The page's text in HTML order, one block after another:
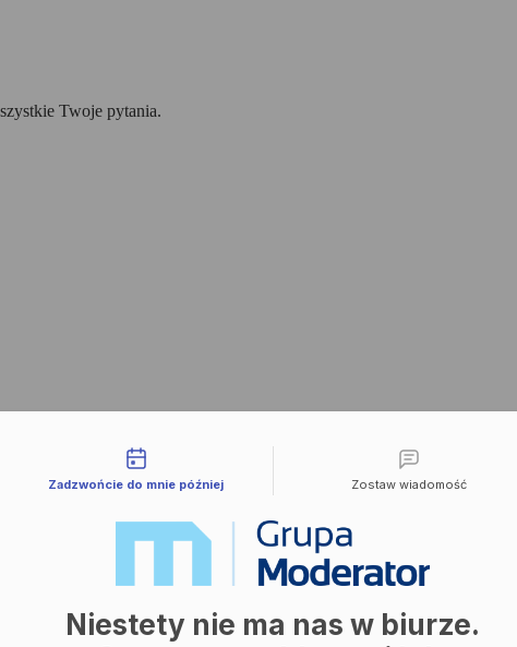
Twoje pytania.
Możliwości kontaktu
Zadzwońcie do mnie później Zostaw wiadomość
Niestety nie ma nas w biurze.